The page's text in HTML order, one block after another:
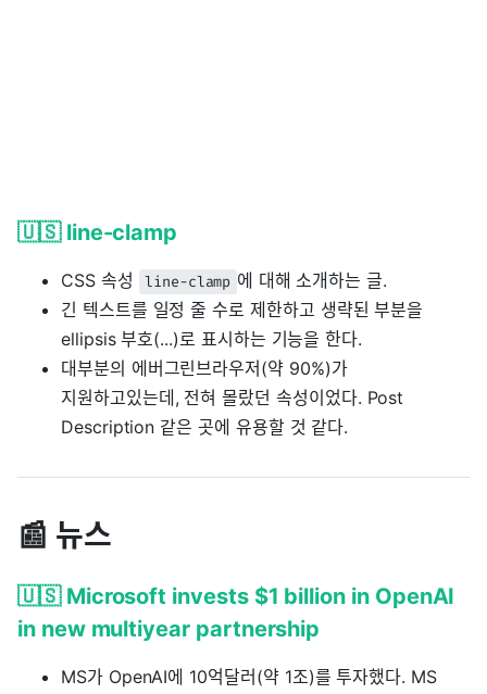
🇺🇸 line-clamp
CSS 속성 line-clamp 에 대해 소개하는 글.
긴 텍스트를 일정 줄 수로 제한하고 생략된 부분을
ellipsis 부호(...)로 표시하는 기능을 한다.
대부분의 에버그린브라우저(약 90%)가
지원하고있는데, 전혀 몰랐던 속성이었다. Post
Description 같은 곳에 유용할 것 같다.
📰 뉴스
🇺🇸 Microsoft invests $1 billion in OpenAI
in new multiyear partnership
MS가 OpenAI에 10억달러(약 1조)를 투자했다. MS